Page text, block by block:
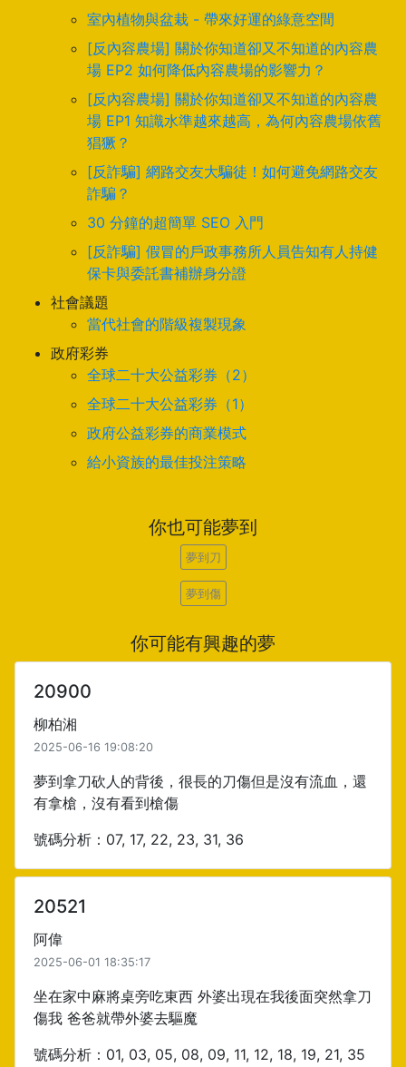
室內植物與盆栽 - 帶來好運的綠意空間
[反內容農場] 關於你知道卻又不知道的內容農
場 EP2 如何降低內容農場的影響力？
[反內容農場] 關於你知道卻又不知道的內容農
場 EP1 知識水準越來越高，為何內容農場依舊
猖獗？
[反詐騙] 網路交友大騙徒！如何避免網路交友
詐騙？
30 分鐘的超簡單 SEO 入門
[反詐騙] 假冒的戶政事務所人員告知有人持健
保卡與委託書補辦身分證
社會議題
當代社會的階級複製現象
政府彩券
全球二十大公益彩券（2）
全球二十大公益彩券（1）
政府公益彩券的商業模式
給小資族的最佳投注策略
你也可能夢到
夢到刀
夢到傷
你可能有興趣的夢
20900
柳柏湘
2025-06-16 19:08:20
夢到拿刀砍人的背後，很長的刀傷但是沒有流血，還
有拿槍，沒有看到槍傷
號碼分析：07, 17, 22, 23, 31, 36
20521
阿偉
2025-06-01 18:35:17
坐在家中麻將桌旁吃東西 外婆出現在我後面突然拿刀
傷我 爸爸就帶外婆去驅魔
號碼分析：01, 03, 05, 08, 09, 11, 12, 18, 19, 21, 35